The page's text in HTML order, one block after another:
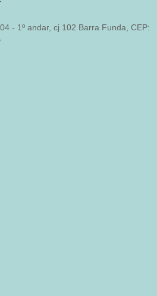
- 1º andar, cj 102 Barra Funda, CEP: